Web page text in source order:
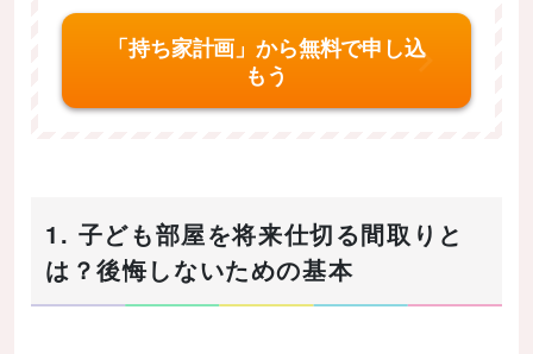
「持ち家計画」から無料で申し込
もう
1. 子ども部屋を将来仕切る間取りと
は？後悔しないための基本